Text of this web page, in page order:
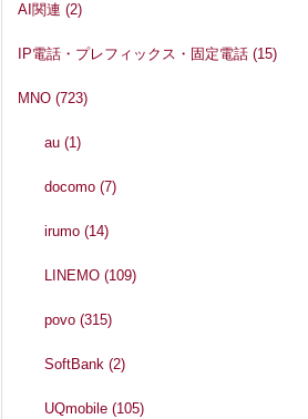
AI関連 (2)
IP電話・プレフィックス・固定電話 (15)
MNO (723)
au(1)
docomo(7)
irumo(14)
LINEMO(109)
povo(315)
SoftBank(2)
UQmobile(105)